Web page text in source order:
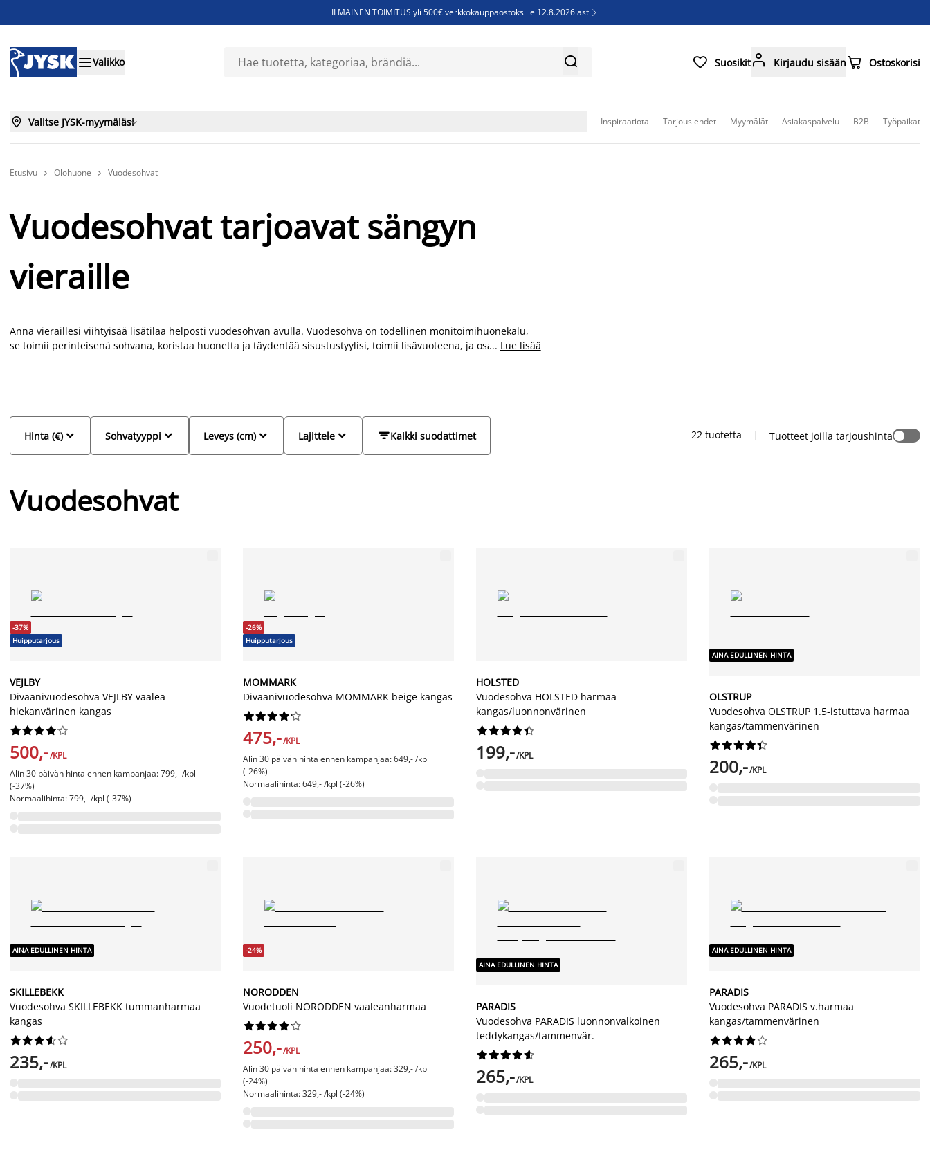
ILMAINEN TOIMITUS yli 500€ verkkokauppaostoksille 12.8.2026 asti 
Sijauspatjoja - Säästä jopa 60%
Valikko   Suosikit Kirjaudu sisään Ostoskorisi
 Valitse JYSK-myymäläsi Inspiraatiota Tarjouslehdet Myymälät Asiakaspalvelu B2B Työpaikat
Etusivu  Olohuone  Vuodesohvat
Vuodesohvat tarjoavat sängyn
vieraille
Anna vieraillesi viihtyisää lisätilaa helposti vuodesohvan avulla. Vuodesohva on todellinen monitoimihuonekalu,
se toimii perinteisenä sohvana, koristaa huonetta ja täydentää sisustustyylisi, toimii lisävuoteena, ja osa... Lue lisää

Hinta (€) 
Sohvatyyppi 
Leveys (cm) Kaikki suodattimet

Lajittele 22 tuotetta | Tuotteet joilla tarjoushinta
Vuodesohvat
-37%
Huipputarjous
VEJLBY
Divaanivuodesohva VEJLBY vaalea
hiekanvärinen kangas






500,-/KPL
Alin 30 päivän hinta ennen kampanjaa: 799,- /kpl
(-37%)
Normaalihinta: 799,- /kpl (-37%)
-26%
Huipputarjous
MOMMARK
Divaanivuodesohva MOMMARK beige kangas






475,-/KPL
Alin 30 päivän hinta ennen kampanjaa: 649,- /kpl
(-26%)
Normaalihinta: 649,- /kpl (-26%)
HOLSTED
Vuodesohva HOLSTED harmaa
kangas/luonnonvärinen






199,-/KPL
AINA EDULLINEN HINTA
OLSTRUP
Vuodesohva OLSTRUP 1.5-istuttava harmaa
kangas/tammenvärinen






200,-/KPL
AINA EDULLINEN HINTA
SKILLEBEKK
Vuodesohva SKILLEBEKK tummanharmaa
kangas






235,-/KPL
-24%
NORODDEN
Vuodetuoli NORODDEN vaaleanharmaa






250,-/KPL
Alin 30 päivän hinta ennen kampanjaa: 329,- /kpl
(-24%)
Normaalihinta: 329,- /kpl (-24%)
AINA EDULLINEN HINTA
PARADIS
Vuodesohva PARADIS luonnonvalkoinen
teddykangas/tammenvär.






265,-/KPL
AINA EDULLINEN HINTA
PARADIS
Vuodesohva PARADIS v.harmaa
kangas/tammenvärinen






265,-/KPL